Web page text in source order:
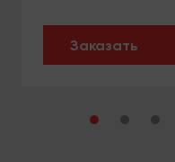
Заказать